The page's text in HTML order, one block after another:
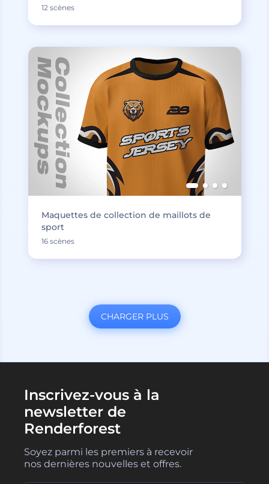
12 scènes
Maquettes de collection de maillots de
sport
16 scènes
CHARGER PLUS
Inscrivez-vous à la
newsletter de
Renderforest
Soyez parmi les premiers à recevoir
nos dernières nouvelles et offres.